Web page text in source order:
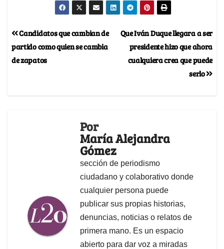
Que Iván Duque llegara a ser
presidente hizo que ahora
cualquiera crea que puede
serlo
Candidatos que cambian de
partido como quien se cambia
de zapatos
Por
María Alejandra
Gómez
sección de periodismo
ciudadano y colaborativo donde
cualquier persona puede
publicar sus propias historias,
denuncias, noticias o relatos de
primera mano. Es un espacio
abierto para dar voz a miradas